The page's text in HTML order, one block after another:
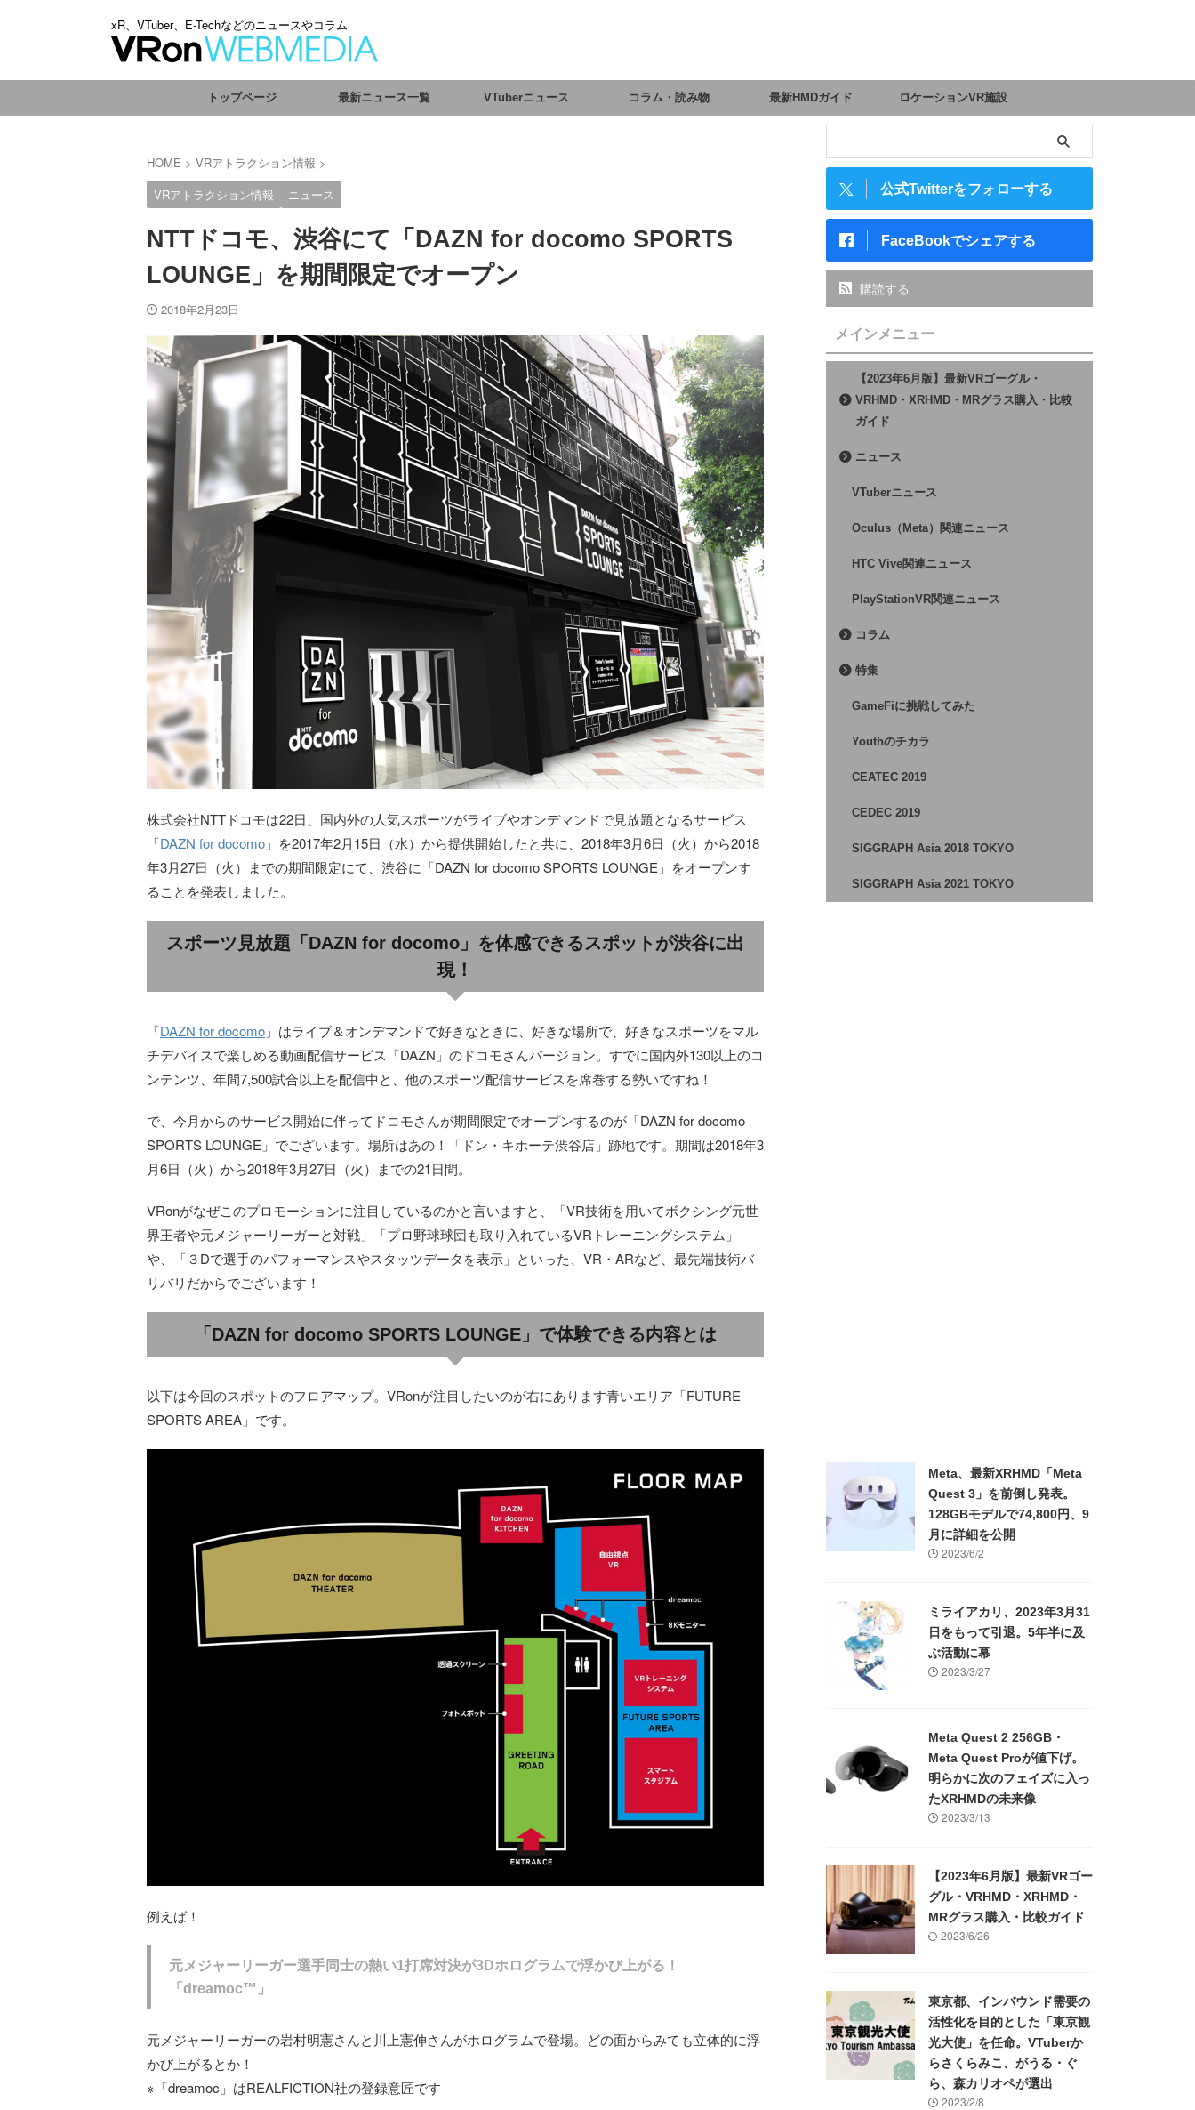
xR、VTuber、E-Techなどのニュースやコラム
トップページ 最新ニュース一覧 VTuberニュース コラム・読み物 最新HMDガイド ロケーションVR施設
HOME > VRアトラクション情報 >
VRアトラクション情報
ニュース
NTTドコモ、渋谷にて「DAZN for docomo SPORTS
LOUNGE」を期間限定でオープン
2018年2月23日
株式会社NTTドコモは22日、国内外の人気スポーツがライブやオンデマンドで見放題となるサービス
「DAZN for docomo 」を2017年2月15日（水）から提供開始したと共に、2018年3月6日（火）から2018
年3月27日（火）までの期間限定にて、渋谷に「DAZN for docomo SPORTS LOUNGE」をオープンす
ることを発表しました。
スポーツ見放題「DAZN for docomo」を体感できるスポットが渋谷に出
現！
「DAZN for docomo 」はライブ＆オンデマンドで好きなときに、好きな場所で、好きなスポーツをマル
チデバイスで楽しめる動画配信サービス「DAZN」のドコモさんバージョン。すでに国内外130以上のコ
ンテンツ、年間7,500試合以上を配信中と、他のスポーツ配信サービスを席巻する勢いですね！
で、今月からのサービス開始に伴ってドコモさんが期間限定でオープンするのが「DAZN for docomo
SPORTS LOUNGE」でございます。場所はあの！「ドン・キホーテ渋谷店」跡地です。期間は2018年3
月6日（火）から2018年3月27日（火）までの21日間。
VRonがなぜこのプロモーションに注目しているのかと言いますと、「VR技術を用いてボクシング元世
界王者や元メジャーリーガーと対戦」「プロ野球球団も取り入れているVRトレーニングシステム」
や、「３Dで選手のパフォーマンスやスタッツデータを表示」といった、VR・ARなど、最先端技術バ
リバリだからでございます！
「DAZN for docomo SPORTS LOUNGE」で体験できる内容とは
以下は今回のスポットのフロアマップ。VRonが注目したいのが右にあります青いエリア「FUTURE
SPORTS AREA」です。
例えば！
元メジャーリーガー選手同士の熱い1打席対決が3Dホログラムで浮かび上がる！
「dreamoc™」
元メジャーリーガーの岩村明憲さんと川上憲伸さんがホログラムで登場。どの面からみても立体的に浮
かび上がるとか！
※「dreamoc」はREALFICTION社の登録意匠です
公式Twitterをフォローする
FaceBookでシェアする
購読する
メインメニュー
【2023年6月版】最新VRゴーグル・
VRHMD・XRHMD・MRグラス購入・比較
ガイド
ニュース
VTuberニュース
Oculus（Meta）関連ニュース
HTC Vive関連ニュース
PlayStationVR関連ニュース
コラム
特集
GameFiに挑戦してみた
Youthのチカラ
CEATEC 2019
CEDEC 2019
SIGGRAPH Asia 2018 TOKYO
SIGGRAPH Asia 2021 TOKYO
Meta、最新XRHMD「Meta
Quest 3」を前倒し発表。
128GBモデルで74,800円、9
月に詳細を公開
2023/6/2
ミライアカリ、2023年3月31
日をもって引退。5年半に及
ぶ活動に幕
2023/3/27
Meta Quest 2 256GB・
Meta Quest Proが値下げ。
明らかに次のフェイズに入っ
たXRHMDの未来像
2023/3/13
【2023年6月版】最新VRゴー
グル・VRHMD・XRHMD・
MRグラス購入・比較ガイド
2023/6/26
東京都、インバウンド需要の
活性化を目的とした「東京観
光大使」を任命。VTuberか
らさくらみこ、がうる・ぐ
ら、森カリオペが選出
2023/2/8